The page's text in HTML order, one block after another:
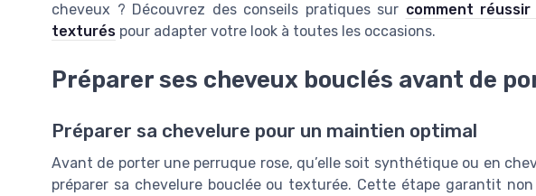
cheveux ? Découvrez des conseils pratiques sur comment
texturés pour adapter votre look à toutes les occasions.
Préparer ses cheveux bouclés avant de
Préparer sa chevelure pour un maintien optimal
Avant de porter une perruque rose, qu’elle soit synthétique ou en
préparer sa chevelure bouclée ou texturée. Cette étape garantit